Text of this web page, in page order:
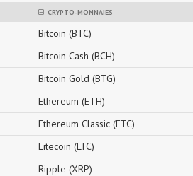
CRYPTO-MONNAIES
Bitcoin (BTC)
Bitcoin Cash (BCH)
Bitcoin Gold (BTG)
Ethereum (ETH)
Ethereum Classic (ETC)
Litecoin (LTC)
Ripple (XRP)